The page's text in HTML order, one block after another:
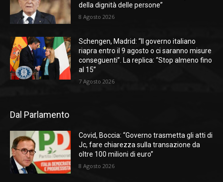
della dignità delle persone”
8 Agosto 2026
Schengen, Madrid: “Il governo italiano
riapra entro il 9 agosto o ci saranno misure
conseguenti”. La replica: “Stop almeno fino
al 15”
7 Agosto 2026
Dal Parlamento
Covid, Boccia: “Governo trasmetta gli atti di
Jc, fare chiarezza sulla transazione da
oltre 100 milioni di euro”
8 Agosto 2026